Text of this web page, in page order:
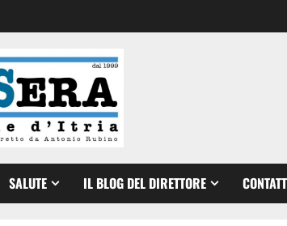
SALUTE IL BLOG DEL DIRETTORE